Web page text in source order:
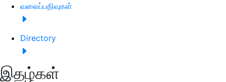
வலைப்பதிவுகள்
Directory
இதழ்கள்